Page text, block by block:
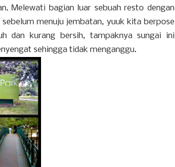
Melewati bagian luar sebuah resto dengan
menuju jembatan, yuuk kita berpose
dan kurang bersih, tampaknya sungai ini
sehingga tidak menganggu.